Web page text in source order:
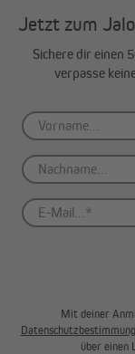
Jetzt zum
Sichere dir einen
verpasse
Mit deiner
über einen